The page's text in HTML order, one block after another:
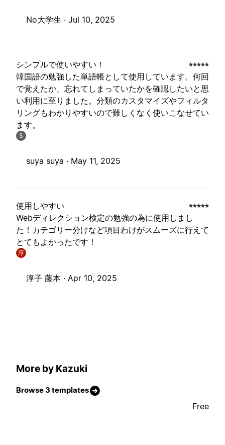
No大学生 · Jul 10, 2025
シンプルで使いやすい！
韓国語の勉強した単語帳として使用しています。何回
で覚えたか、忘れてしまっていたかを確認したいと思
い利用に至りました。分類のカスタマイズやフィルタ
リングもわかりやすいので難しくなく使いこなせてい
ます。
S
suya suya · May 11, 2025
使用しやすい
Webディレクション検定の勉強の為に使用しまし
た！カテゴリー分けなど項目わけがスムーズに行えて
とてもよかったです！
淳
淳子 藤本 · Apr 10, 2025
More by Kazuki
Browse 3 templates
Free